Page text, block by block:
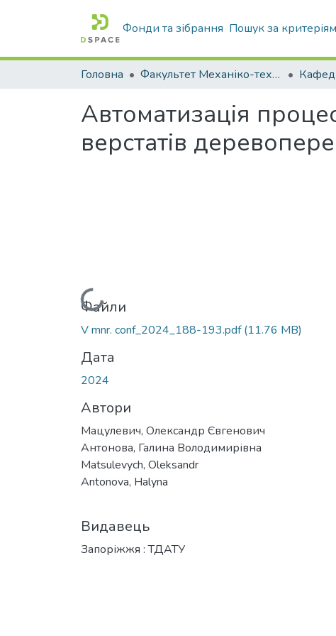
Фонди та зібрання Пошук за
Головна Факультет Механіко-технологічний
Автоматизація
верстатів
Вантажиться...
Файли
V mnr. conf_2024_188-193.pdf(11.76 MB)
Дата
2024
Автори
Мацулевич, Олександр Євгенович
Антонова, Галина Володимирівна
Matsulevych, Oleksandr
Antonova, Halyna
Видавець
Запоріжжя : ТДАТУ